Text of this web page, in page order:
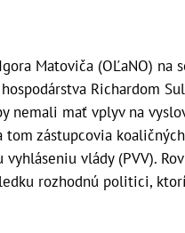
Matoviča (OĽaNO)
Richardom
nemali mať vplyv na
tom zástupcovia
vlády (PVV).
rozhodnú politici,